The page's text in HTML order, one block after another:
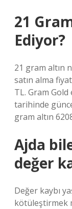
21
Ediyor?
21 gram altın
satın alma
TL. Gram Gold
tarihinde
gram altın
Ajda
değer
Değer kaybı
kötüleştirmek